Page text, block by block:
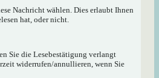
Nachricht wählen. Dies erlaubt Ihnen
hat, oder nicht.
Sie die Lesebestätigung verlangt
widerrufen/annullieren, wenn Sie